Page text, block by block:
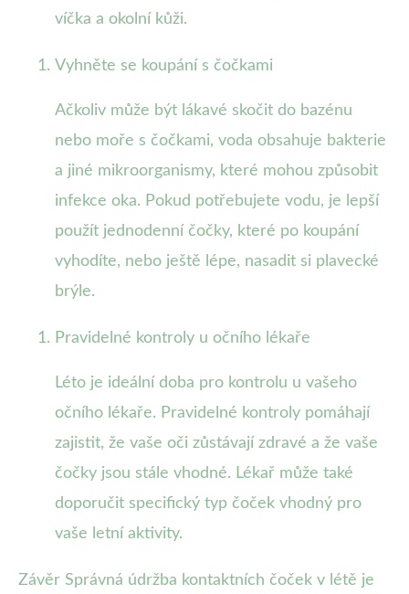
víčka a okolní kůži.
Vyhněte se koupání s čočkami
Ačkoliv může být lákavé skočit do bazénu
nebo moře s čočkami, voda obsahuje bakterie
a jiné mikroorganismy, které mohou způsobit
infekce oka. Pokud potřebujete vodu, je lepší
použít jednodenní čočky, které po koupání
vyhodíte, nebo ještě lépe, nasadit si plavecké
brýle.
Pravidelné kontroly u očního lékaře
Léto je ideální doba pro kontrolu u vašeho
očního lékaře. Pravidelné kontroly pomáhají
zajistit, že vaše oči zůstávají zdravé a že vaše
čočky jsou stále vhodné. Lékař může také
doporučit specifický typ čoček vhodný pro
vaše letní aktivity.
Závěr Správná údržba kontaktních čoček v létě je